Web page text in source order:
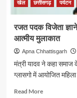
खेल छत्तीसगढ़ पर्यटन
रजत पदक विजेता
आत्मीय मुलाकात
Apna Chhattisgarh
मंत्री यादव ने कहा समाज
ग्लासगो में आयोजित महिला
Read MoreRead